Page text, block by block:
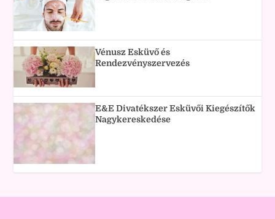
Vénusz Esküvő és
Rendezvényszervezés
E&E Divatékszer Esküvői Kiegészítők
Nagykereskedése